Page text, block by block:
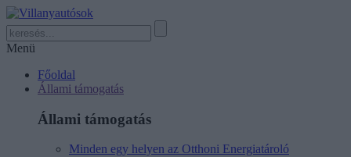
Menü
Főoldal
Állami támogatás
Állami támogatás
Minden egy helyen az Otthoni Energiatároló